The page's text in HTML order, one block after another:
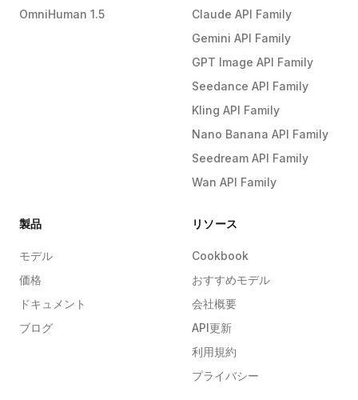
OmniHuman 1.5
Claude API Family
Gemini API Family
GPT Image API Family
Seedance API Family
Kling API Family
Nano Banana API Family
Seedream API Family
Wan API Family
製品
モデル
価格
ドキュメント
ブログ
リソース
Cookbook
おすすめモデル
会社概要
API更新
利用規約
プライバシー